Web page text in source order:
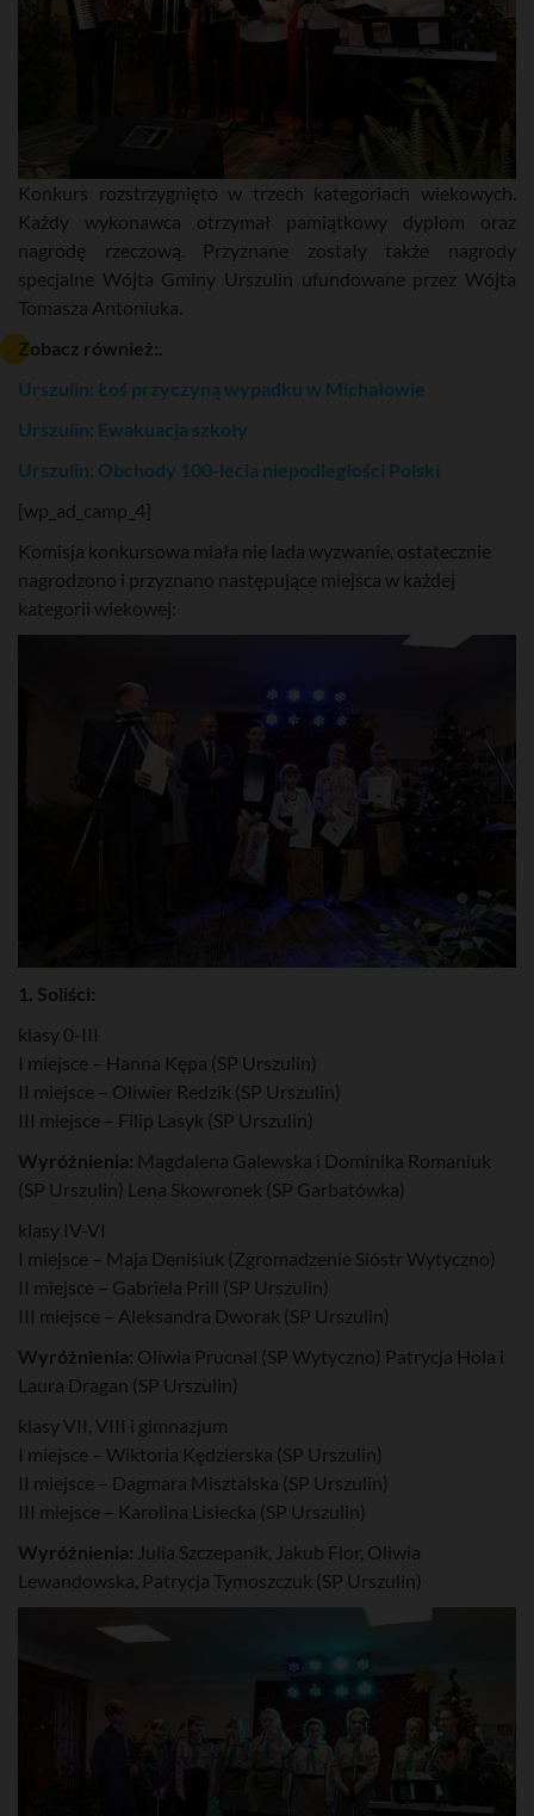
Konkurs rozstrzygnięto w trzech kategoriach wiekowych.
Każdy wykonawca otrzymał pamiątkowy dyplom oraz
nagrodę rzeczową. Przyznane zostały także nagrody
specjalne Wójta Gminy Urszulin ufundowane przez Wójta
Tomasza Antoniuka.
Zobacz również:.
Urszulin: Łoś przyczyną wypadku w Michałowie
Urszulin: Ewakuacja szkoły
Urszulin: Obchody 100-lecia niepodległości Polski
[wp_ad_camp_4]
Komisja konkursowa miała nie lada wyzwanie, ostatecznie
nagrodzono i przyznano następujące miejsca w każdej
kategorii wiekowej:
1. Soliści:
klasy 0-III
I miejsce – Hanna Kępa (SP Urszulin)
II miejsce – Oliwier Redzik (SP Urszulin)
III miejsce – Filip Lasyk (SP Urszulin)
Wyróżnienia: Magdalena Galewska i Dominika Romaniuk
(SP Urszulin) Lena Skowronek (SP Garbatówka)
klasy IV-VI
I miejsce – Maja Denisiuk (Zgromadzenie Sióstr Wytyczno)
II miejsce – Gabriela Prill (SP Urszulin)
III miejsce – Aleksandra Dworak (SP Urszulin)
Wyróżnienia: Oliwia Prucnal (SP Wytyczno) Patrycja Hola i
Laura Dragan (SP Urszulin)
klasy VII, VIII i gimnazjum
I miejsce – Wiktoria Kędzierska (SP Urszulin)
II miejsce – Dagmara Misztalska (SP Urszulin)
III miejsce – Karolina Lisiecka (SP Urszulin)
Wyróżnienia: Julia Szczepanik, Jakub Flor, Oliwia
Lewandowska, Patrycja Tymoszczuk (SP Urszulin)